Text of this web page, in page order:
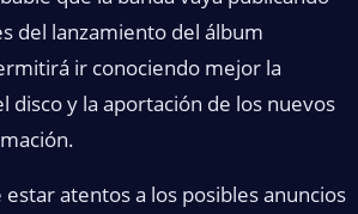
del lanzamiento del álbum
ir conociendo mejor la
disco y la aportación de los nuevos
atentos a los posibles anuncios